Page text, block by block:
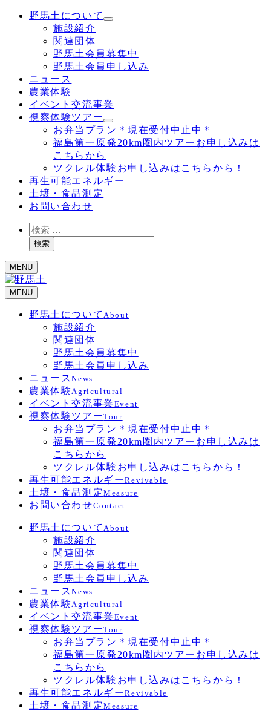
野馬土について
施設紹介
関連団体
野馬土会員募集中
野馬土会員申し込み
ニュース
農業体験
イベント交流事業
視察体験ツアー
お弁当プラン＊現在受付中止中＊
福島第一原発20km圏内ツアーお申し込みは
こちらから
ツクレル体験お申し込みはこちらから！
再生可能エネルギー
土壌・食品測定
お問い合わせ
検
索検索
MENU
MENU
野馬土について About
施設紹介
関連団体
野馬土会員募集中
野馬土会員申し込み
ニュースNews
農業体験Agricultural
イベント交流事業 Event
視察体験ツアーTour
お弁当プラン＊現在受付中止中＊
福島第一原発20km圏内ツアーお申し込みは
こちらから
ツクレル体験お申し込みはこちらから！
再生可能エネルギーRevivable
土壌・食品測定Measure
お問い合わせContact
野馬土について About
施設紹介
関連団体
野馬土会員募集中
野馬土会員申し込み
ニュースNews
農業体験Agricultural
イベント交流事業 Event
視察体験ツアーTour
お弁当プラン＊現在受付中止中＊
福島第一原発20km圏内ツアーお申し込みは
こちらから
ツクレル体験お申し込みはこちらから！
再生可能エネルギーRevivable
土壌・食品測定Measure